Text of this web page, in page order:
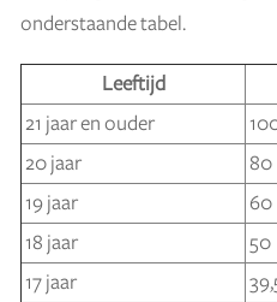
onderstaande tabel.
Leeftijd
21 jaar en ouder
20 jaar
80
19 jaar
60
18 jaar
50
17 jaar